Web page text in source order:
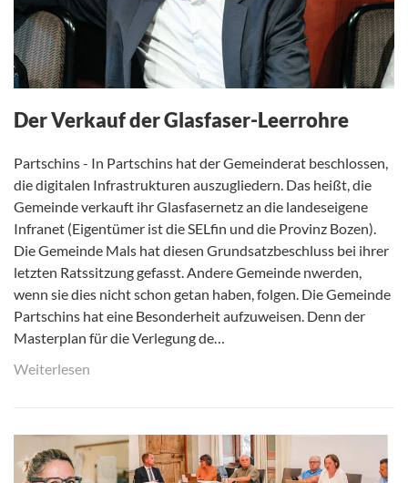
Der Verkauf der Glasfaser-Leerrohre
Partschins - In Partschins hat der Gemeinderat beschlossen,
die digitalen Infrastrukturen auszugliedern. Das heißt, die
Gemeinde verkauft ihr Glasfasernetz an die landeseigene
Infranet (Eigentümer ist die SELfin und die Provinz Bozen).
Die Gemeinde Mals hat diesen Grundsatzbeschluss bei ihrer
letzten Ratssitzung gefasst. Andere Gemeinde nwerden,
wenn sie dies nicht schon getan haben, folgen. Die Gemeinde
Partschins hat eine Besonderheit aufzuweisen. Denn der
Masterplan für die Verlegung de…
Weiterlesen